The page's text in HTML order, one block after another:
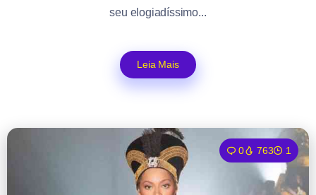
seu elogiadíssimo...
Leia Mais
0 763 1